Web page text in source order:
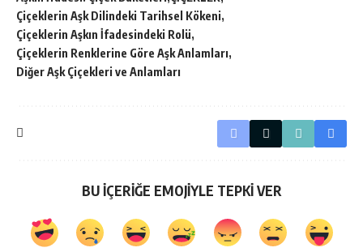
Çiçeklerin Aşk Dilindeki Tarihsel Kökeni
Çiçeklerin Aşkın İfadesindeki Rolü
Çiçeklerin Renklerine Göre Aşk Anlamları
Diğer Aşk Çiçekleri ve Anlamları
BU İÇERİĞE EMOJİYLE TEPKİ VER